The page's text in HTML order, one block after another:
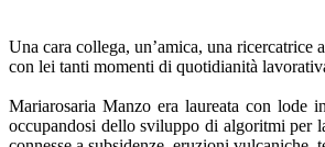
Una cara collega, un’amica, una ricercatrice
con lei tanti momenti di quotidianità
Mariarosaria Manzo era laureata con lode
occupandosi dello sviluppo di algoritmi per